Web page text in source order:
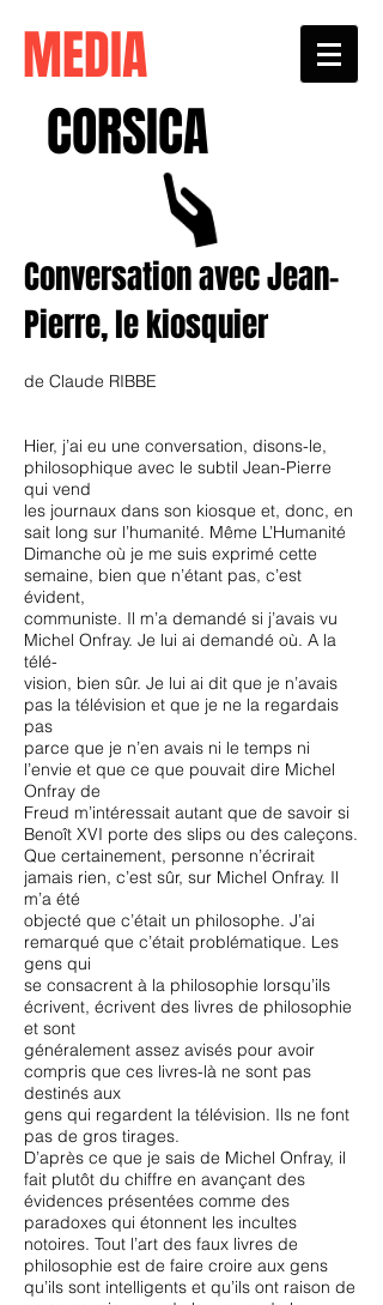
MEDIA
CORSICA
Conversation avec Jean-
Pierre, le kiosquier
de Claude RIBBE
Hier, j’ai eu une conversation, disons-le,
philosophique avec le subtil Jean-Pierre
qui vend
les journaux dans son kiosque et, donc, en
sait long sur l’humanité. Même L’Humanité
Dimanche où je me suis exprimé cette
semaine, bien que n’étant pas, c’est
évident,
communiste. Il m’a demandé si j’avais vu
Michel Onfray. Je lui ai demandé où. A la
télé-
vision, bien sûr. Je lui ai dit que je n’avais
pas la télévision et que je ne la regardais
pas
parce que je n’en avais ni le temps ni
l’envie et que ce que pouvait dire Michel
Onfray de
Freud m’intéressait autant que de savoir si
Benoît XVI porte des slips ou des caleçons.
Que certainement, personne n’écrirait
jamais rien, c’est sûr, sur Michel Onfray. Il
m’a été
objecté que c’était un philosophe. J’ai
remarqué que c’était problématique. Les
gens qui
se consacrent à la philosophie lorsqu’ils
écrivent, écrivent des livres de philosophie
et sont
généralement assez avisés pour avoir
compris que ces livres-là ne sont pas
destinés aux
gens qui regardent la télévision. Ils ne font
pas de gros tirages.
D’après ce que je sais de Michel Onfray, il
fait plutôt du chiffre en avançant des
évidences présentées comme des
paradoxes qui étonnent les incultes
notoires. Tout l’art des faux livres de
philosophie est de faire croire aux gens
qu’ils sont intelligents et qu’ils ont raison de